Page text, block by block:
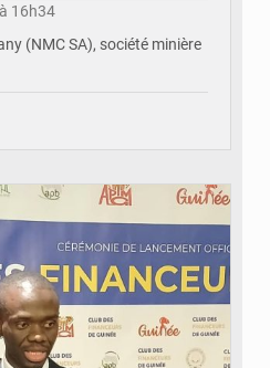
16h34
(NMC SA), société minière